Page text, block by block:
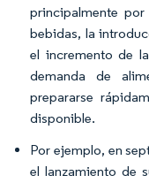
principalmente
bebidas, la
el incremento de
demanda de
prepararse
disponible.
Por ejemplo, en
el lanzamiento de